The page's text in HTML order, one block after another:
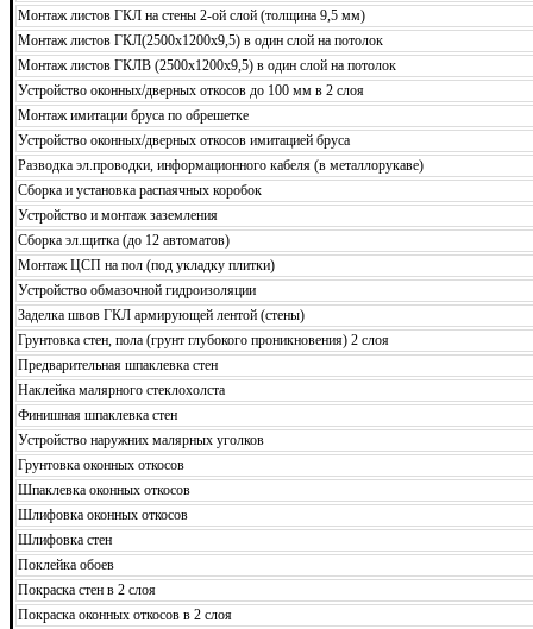
Монтаж листов ГКЛ на стены 2-ой слой (толщина 9,5 мм)
Монтаж листов ГКЛ(2500х1200х9,5) в один слой на потолок
Монтаж листов ГКЛВ (2500х1200х9,5) в один слой на потолок
Устройство оконных/дверных откосов до 100 мм в 2 слоя
Монтаж имитации бруса по обрешетке
Устройство оконных/дверных откосов имитацией бруса
Разводка эл.проводки, информационного кабеля (в металлорукаве)
Сборка и установка распаячных коробок
Устройство и монтаж заземления
Сборка эл.щитка (до 12 автоматов)
Монтаж ЦСП на пол (под укладку плитки)
Устройство обмазочной гидроизоляции
Заделка швов ГКЛ армирующей лентой (стены)
Грунтовка стен, пола (грунт глубокого проникновения) 2 слоя
Предварительная шпаклевка стен
Наклейка малярного стеклохолста
Финишная шпаклевка стен
Устройство наружних малярных уголков
Грунтовка оконных откосов
Шпаклевка оконных откосов
Шлифовка оконных откосов
Шлифовка стен
Поклейка обоев
Покраска стен в 2 слоя
Покраска оконных откосов в 2 слоя